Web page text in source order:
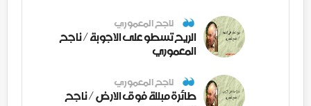
ناجح المعموري
الريح تسطو على الاجوبة / ناجح
المعموري
ناجح المعموري
طائرة مبللة فوق الارض / ناجح